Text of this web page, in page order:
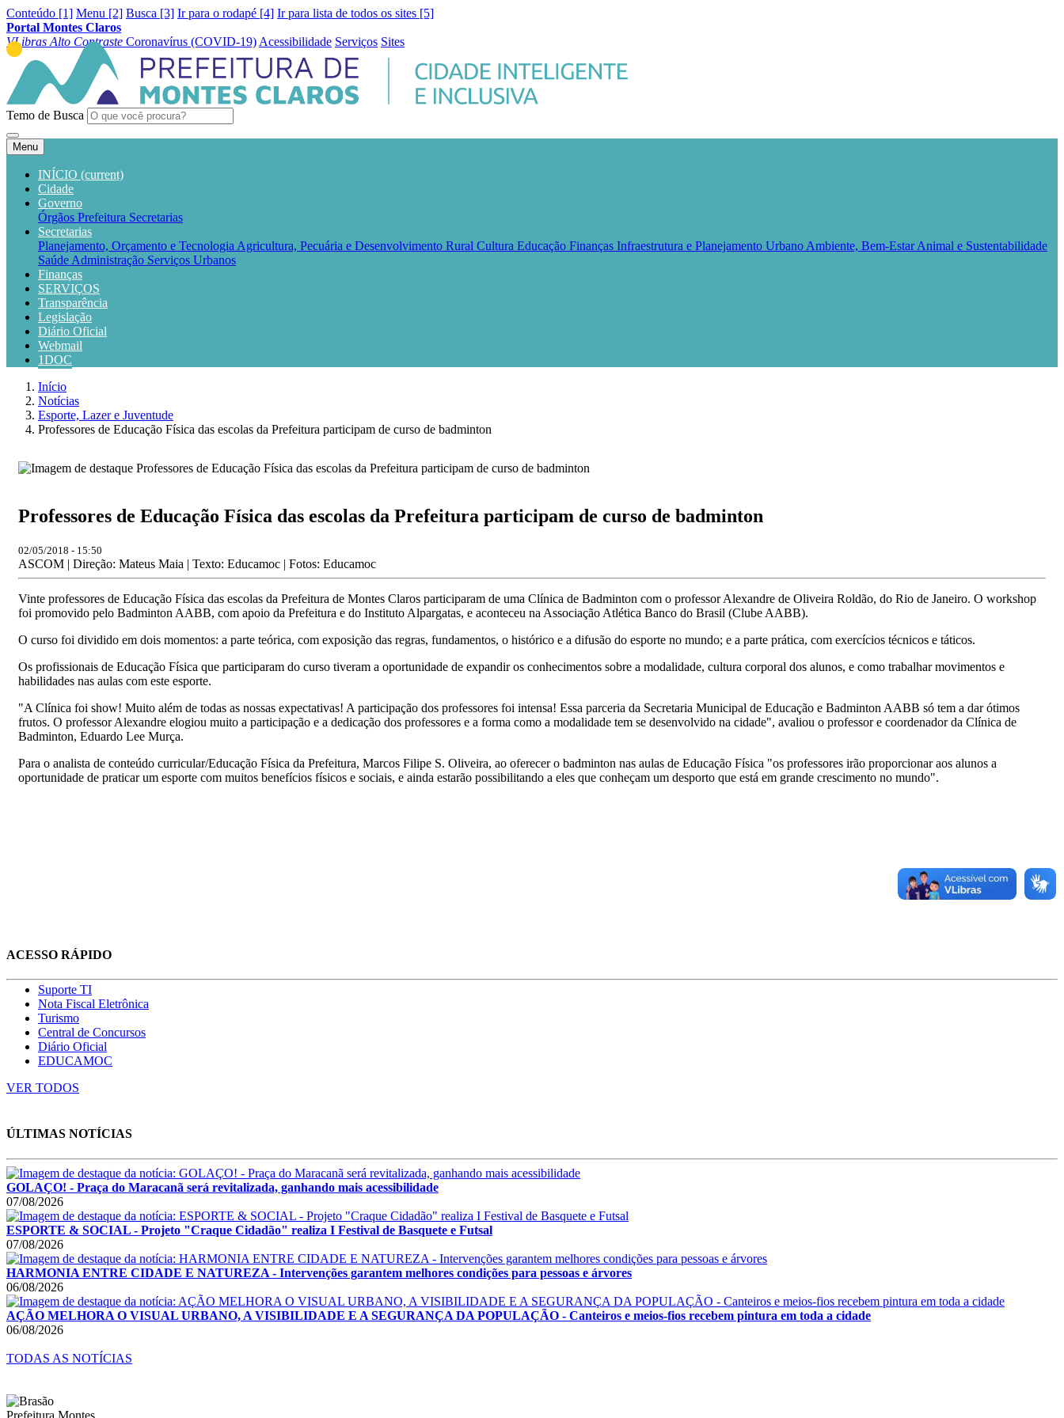
Conteúdo [1] Menu [2] Busca [3] Ir para o rodapé [4] Ir para lista de todos os sites [5]
Portal Montes Claros
VLibras Alto Contraste Coronavírus (COVID-19) Acessibilidade Serviços Sites
Temo de Busca
Menu
INÍCIO (current)
Cidade
Governo
Órgãos Prefeitura Secretarias
Secretarias
Planejamento, Orçamento e Tecnologia Agricultura, Pecuária e Desenvolvimento Rural Cultura Educação Finanças Infraestrutura e Planejamento Urbano Ambiente, Bem-Estar Animal e Sustentabilidade
Saúde Administração Serviços Urbanos
Finanças
SERVIÇOS
Transparência
Legislação
Diário Oficial
Webmail
1DOC
Início
Notícias
Esporte, Lazer e Juventude
Professores de Educação Física das escolas da Prefeitura participam de curso de badminton
Professores de Educação Física das escolas da Prefeitura participam de curso de badminton
02/05/2018 - 15:50
ASCOM | Direção: Mateus Maia | Texto: Educamoc | Fotos: Educamoc
Vinte professores de Educação Física das escolas da Prefeitura de Montes Claros participaram de uma Clínica de Badminton com o professor Alexandre de Oliveira Roldão, do Rio de Janeiro. O workshop
foi promovido pelo Badminton AABB, com apoio da Prefeitura e do Instituto Alpargatas, e aconteceu na Associação Atlética Banco do Brasil (Clube AABB).
O curso foi dividido em dois momentos: a parte teórica, com exposição das regras, fundamentos, o histórico e a difusão do esporte no mundo; e a parte prática, com exercícios técnicos e táticos.
Os profissionais de Educação Física que participaram do curso tiveram a oportunidade de expandir os conhecimentos sobre a modalidade, cultura corporal dos alunos, e como trabalhar movimentos e
habilidades nas aulas com este esporte.
"A Clínica foi show! Muito além de todas as nossas expectativas! A participação dos professores foi intensa! Essa parceria da Secretaria Municipal de Educação e Badminton AABB só tem a dar ótimos
frutos. O professor Alexandre elogiou muito a participação e a dedicação dos professores e a forma como a modalidade tem se desenvolvido na cidade", avaliou o professor e coordenador da Clínica de
Badminton, Eduardo Lee Murça.
Para o analista de conteúdo curricular/Educação Física da Prefeitura, Marcos Filipe S. Oliveira, ao oferecer o badminton nas aulas de Educação Física "os professores irão proporcionar aos alunos a
oportunidade de praticar um esporte com muitos benefícios físicos e sociais, e ainda estarão possibilitando a eles que conheçam um desporto que está em grande crescimento no mundo".
ACESSO RÁPIDO
Suporte TI
Nota Fiscal Eletrônica
Turismo
Central de Concursos
Diário Oficial
EDUCAMOC
VER TODOS
ÚLTIMAS NOTÍCIAS
GOLAÇO! - Praça do Maracanã será revitalizada, ganhando mais acessibilidade
07/08/2026
ESPORTE & SOCIAL - Projeto "Craque Cidadão" realiza I Festival de Basquete e Futsal
07/08/2026
HARMONIA ENTRE CIDADE E NATUREZA - Intervenções garantem melhores condições para pessoas e árvores
06/08/2026
AÇÃO MELHORA O VISUAL URBANO, A VISIBILIDADE E A SEGURANÇA DA POPULAÇÃO - Canteiros e meios-fios recebem pintura em toda a cidade
06/08/2026
TODAS AS NOTÍCIAS